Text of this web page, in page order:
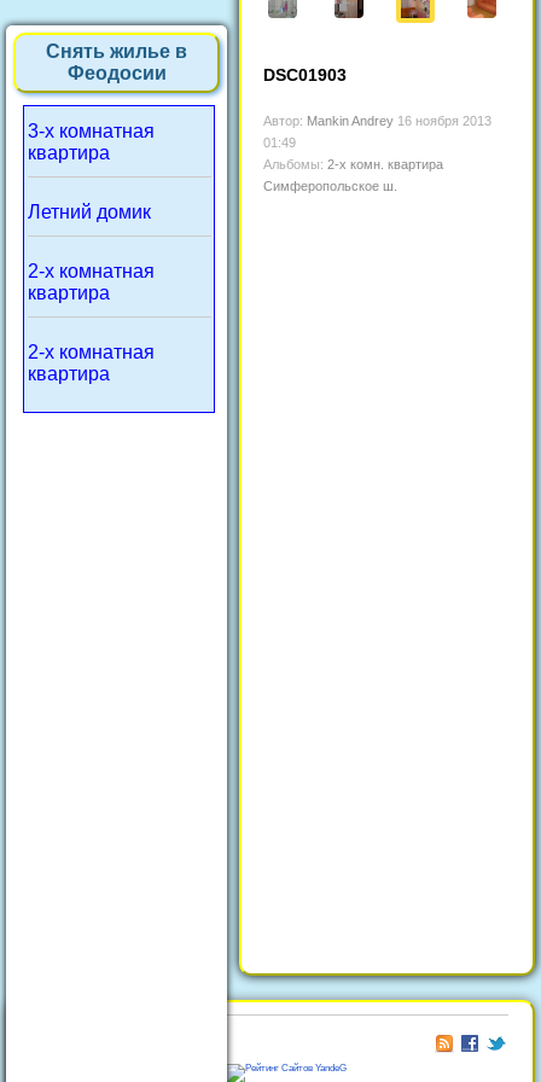
Снять жилье в
Феодосии
3-х комнатная
квартира
Летний домик
2-х комнатная
квартира
2-х комнатная
квартира
DSC01903
Автор: Mankin Andrey 16 ноября 2013
01:49
Альбомы: 2-х комн. квартира
Симферопольское ш.